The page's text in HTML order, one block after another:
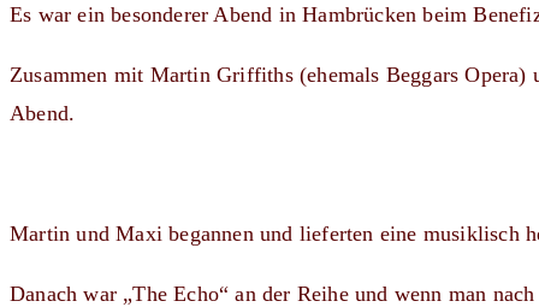
Es war ein besonderer Abend in Hambrücken beim
Zusammen mit Martin Griffiths (ehemals Beggars
Abend.
Martin und Maxi begannen und lieferten eine musiklisch
Danach war „The Echo“ an der Reihe und wenn man